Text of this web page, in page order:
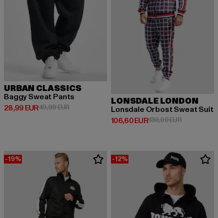
URBAN CLASSICS
Baggy Sweat Pants
28,99 EUR
Ajankohtainen hinta: 28,99 EUR
49,99 EURKampanjahinta: 49,99 EUR
LONSDALE LONDON
Lonsdale Orbost Sweat Suit
106,60 EUR
Ajankohtainen hinta: 106,60 EUR
130,00 EUR
-19% -12%